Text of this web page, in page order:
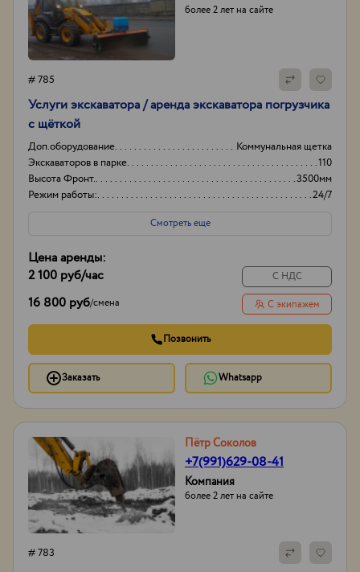
более 2 лет на сайте
# 785
Услуги экскаватора / аренда экскаватора погрузчика
с щёткой
Доп.оборудование
Коммунальная щетка
Экскаваторов в парке
110
Высота Фронт.
3500мм
Режим работы:
24/7
Смотреть еще
Цена аренды:
2 100 руб/час
16 800 руб/смена
С НДС
С экипажем
Позвонить
Заказать Whatsapp
Пётр Соколов
+7(991)629-08-41
Компания
более 2 лет на сайте
# 783